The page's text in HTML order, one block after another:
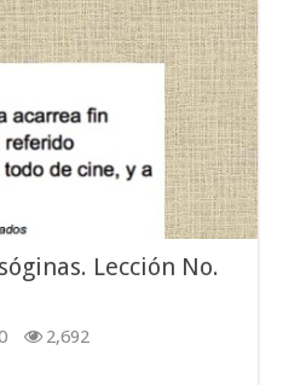
Lección No.
2,692